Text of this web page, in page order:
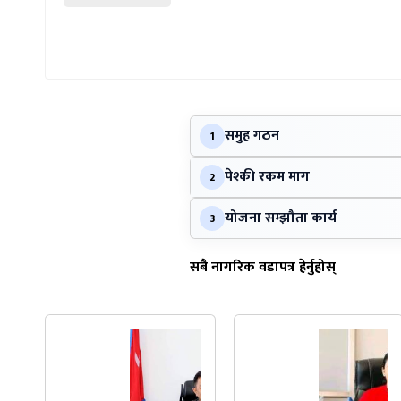
1 समुह गठन
2 पेश्की रकम माग
3 योजना सम्झौता कार्य
सबै नागरिक वडापत्र हेर्नुहोस्